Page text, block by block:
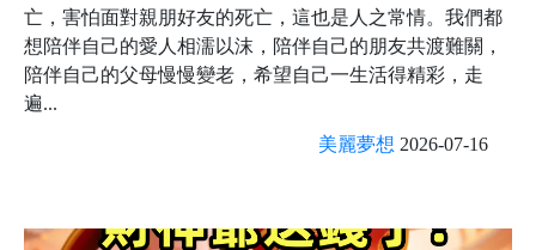
亡，害怕面對親朋好友的死亡，這也是人之常情。我們都
想陪伴自己的愛人相濡以沫，陪伴自己的朋友共渡難關，
陪伴自己的父母慢慢變老，希望自己一生活得精彩，走
遍...
美麗夢想 2026-07-16